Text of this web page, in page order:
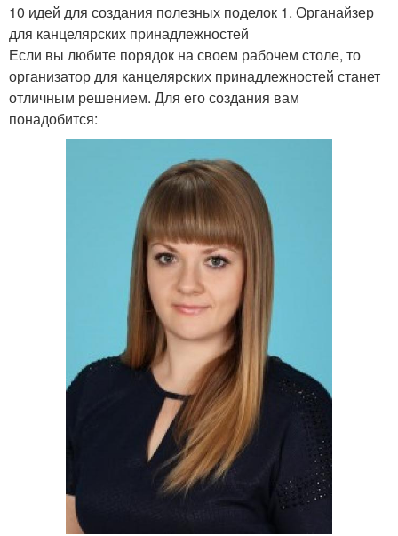
10 идей для создания полезных поделок 1. Органайзер
для канцелярских принадлежностей
Если вы любите порядок на своем рабочем столе, то
организатор для канцелярских принадлежностей станет
отличным решением. Для его создания вам
понадобится: